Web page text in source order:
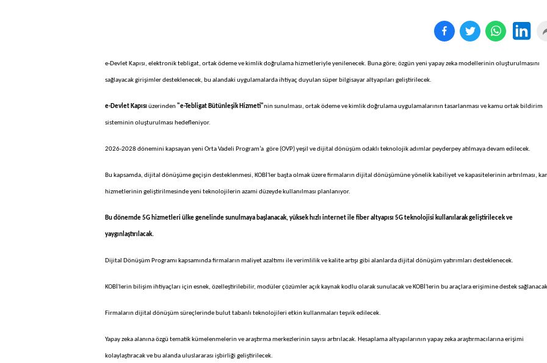
e-Devlet Kapısı, elektronik tebligat, ortak ödeme ve kimlik doğrulama hizmetleriyle yenilenecek. Buna göre; özgün yeni yapay zeka modellerinin oluşturulmasını
sağlayacak girişimler desteklenecek, bu alandaki uygulamalarda ihtiyaç duyulan süper bilgisayar altyapıları geliştirilecek.
e-Devlet Kapısı üzerinden"e-Tebligat Bütünleşik Hizmeti"nin sunulması, ortak ödeme ve kimlik doğrulama uygulamalarının tasarlanması ve kamu ortak bildirim
sisteminin oluşturulması hedefleniyor.
2026-2028 dönemini kapsayan yeni Orta Vadeli Program’a göre (OVP) yeşil ve dijital dönüşüm odaklı teknolojik adımlar peyderpey atılmaya devam edilecek.
Bu kapsamda, dijital dönüşüme geçişin desteklenmesi, KOBİ'ler başta olmak üzere firmaların dijital dönüşümüne yönelik kabiliyet ve kapasitelerinin artırılması,
hizmetlerinin geliştirilmesinde yeni teknolojilerin azami düzeyde kullanılması planlanıyor.
Bu dönemde 5G hizmetleri ülke genelinde sunulmaya başlanacak, yüksek hızlı internet ile fiber altyapısı 5G teknolojisi kullanılarak geliştirilecek ve
yaygınlaştırılacak.
Dijital Dönüşüm Programı kapsamında firmaların maliyet azaltımı ile verimlilik ve kalite artışı gibi alanlarda dijital dönüşüm yatırımları desteklenecek.
KOBİ'lerin bilişim ihtiyaçları için esnek, özelleştirilebilir, modüler çözümler açık kaynak kodlu olarak sunulacak ve KOBİ'lerin bu araçlara erişimine destek
Firmaların dijital dönüşüm süreçlerinde bulut tabanlı teknolojileri etkin kullanmaları teşvik edilecek.
Yapay zeka alanına özgü tematik kümelenmelerin ve araştırma merkezlerinin sayısı artırılacak. Hesaplama altyapılarının yapay zeka araştırmacılarına erişimi
kolaylaştıracak ve bu alanda uluslararası işbirliği geliştirilecek.